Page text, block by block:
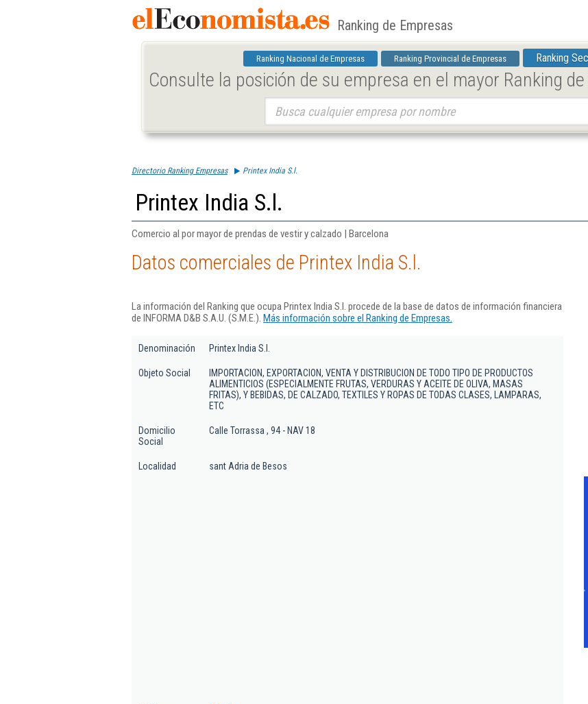
Ranking de Empresas
Ranking Nacional de Empresas Ranking Provincial de Empresas Ranking
Consulte la posición de su empresa en el mayor Ranking
Directorio Ranking Empresas Printex India S.l.
Printex India S.l.
Comercio al por mayor de prendas de vestir y calzado | Barcelona
Datos comerciales de Printex India S.l.
La información del Ranking que ocupa Printex India S.l. procede de la base de datos de información financiera
de INFORMA D&B S.A.U. (S.M.E.). Más información sobre el Ranking de Empresas.
Denominación Printex India S.l.
Objeto Social
IMPORTACION, EXPORTACION, VENTA Y DISTRIBUCION DE TODO TIPO DE PRODUCTOS
ALIMENTICIOS (ESPECIALMENTE FRUTAS, VERDURAS Y ACEITE DE OLIVA, MASAS
FRITAS), Y BEBIDAS, DE CALZADO, TEXTILES Y ROPAS DE TODAS CLASES, LAMPARAS,
ETC
Domicilio
Social
Calle Torrassa , 94 - NAV 18
Localidad sant Adria de Besos